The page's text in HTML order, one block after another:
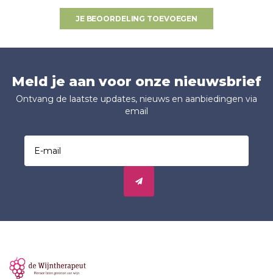
JE BEOORDELING TOEVOEGEN
Meld je aan voor onze nieuwsbrief
Ontvang de laatste updates, nieuws en aanbiedingen via
email